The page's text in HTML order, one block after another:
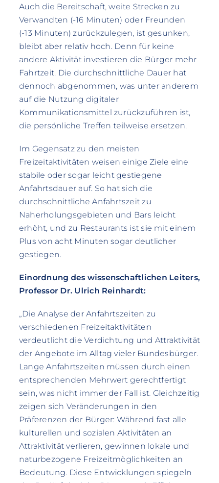
Auch die Bereitschaft, weite Strecken zu
Verwandten (-16 Minuten) oder Freunden
(-13 Minuten) zurückzulegen, ist gesunken,
bleibt aber relativ hoch. Denn für keine
andere Aktivität investieren die Bürger mehr
Fahrtzeit. Die durchschnittliche Dauer hat
dennoch abgenommen, was unter anderem
auf die Nutzung digitaler
Kommunikationsmittel zurückzuführen ist,
die persönliche Treffen teilweise ersetzen.
Im Gegensatz zu den meisten
Freizeitaktivitäten weisen einige Ziele eine
stabile oder sogar leicht gestiegene
Anfahrtsdauer auf. So hat sich die
durchschnittliche Anfahrtszeit zu
Naherholungsgebieten und Bars leicht
erhöht, und zu Restaurants ist sie mit einem
Plus von acht Minuten sogar deutlicher
gestiegen.
Einordnung des wissenschaftlichen Leiters,
Professor Dr. Ulrich Reinhardt:
„Die Analyse der Anfahrtszeiten zu
verschiedenen Freizeitaktivitäten
verdeutlicht die Verdichtung und Attraktivität
der Angebote im Alltag vieler Bundesbürger.
Lange Anfahrtszeiten müssen durch einen
entsprechenden Mehrwert gerechtfertigt
sein, was nicht immer der Fall ist. Gleichzeitig
zeigen sich Veränderungen in den
Präferenzen der Bürger: Während fast alle
kulturellen und sozialen Aktivitäten an
Attraktivität verlieren, gewinnen lokale und
naturbezogene Freizeitmöglichkeiten an
Bedeutung. Diese Entwicklungen spiegeln